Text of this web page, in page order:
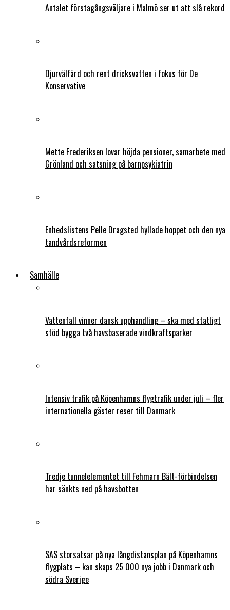
Antalet förstagångsväljare i Malmö ser ut att slå rekord
Djurvälfärd och rent dricksvatten i fokus för De
Konservative
Mette Frederiksen lovar höjda pensioner, samarbete med
Grönland och satsning på barnpsykiatrin
Enhedslistens Pelle Dragsted hyllade hoppet och den nya
tandvårdsreformen
Samhälle
Vattenfall vinner dansk upphandling – ska med statligt
stöd bygga två havsbaserade vindkraftsparker
Intensiv trafik på Köpenhamns flygtrafik under juli – fler
internationella gäster reser till Danmark
Tredje tunnelelementet till Fehmarn Bält-förbindelsen
har sänkts ned på havsbotten
SAS storsatsar på nya långdistansplan på Köpenhamns
flygplats – kan skaps 25 000 nya jobb i Danmark och
södra Sverige